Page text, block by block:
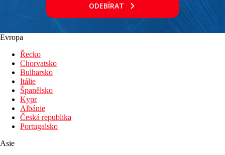
Lehátka a slunečníky u bazénu zdarma
Slunečníky u bazénu
Fotogalerie
ODEBÍRAT
Evropa
Řecko
Chorvatsko
Bulharsko
Itálie
Španělsko
Kypr
Albánie
Česká republika
Portugalsko
Asie